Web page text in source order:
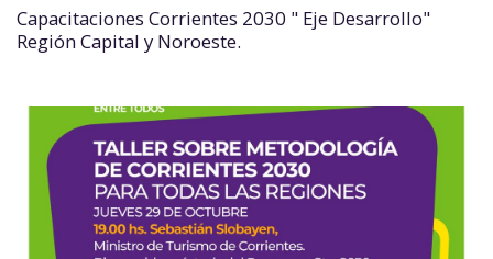
Capacitaciones Corrientes 2030 " Eje Desarrollo"
Región Capital y Noroeste.